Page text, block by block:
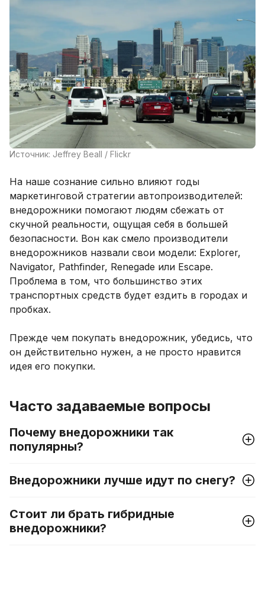
Источник: Jeffrey Beall / Flickr
На наше сознание сильно влияют годы
маркетинговой стратегии автопроизводителей:
внедорожники помогают людям сбежать от
скучной реальности, ощущая себя в большей
безопасности. Вон как смело производители
внедорожников назвали свои модели: Explorer,
Navigator, Pathfinder, Renegade или Escape.
Проблема в том, что большинство этих
транспортных средств будет ездить в городах и
пробках.
Прежде чем покупать внедорожник, убедись, что
он действительно нужен, а не просто нравится
идея его покупки.
Часто задаваемые вопросы
Почему внедорожники так
популярны?
Внедорожники лучше идут по снегу?
Стоит ли брать гибридные
внедорожники?